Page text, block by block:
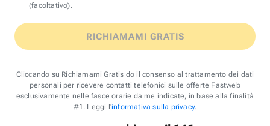
(facoltativo).
RICHIAMAMI GRATIS
Cliccando su Richiamami Gratis do il consenso al trattamento dei dati
personali per ricevere contatti telefonici sulle offerte Fastweb
esclusivamente nelle fasce orarie da me indicate, in base alla finalità
#1. Leggi l'informativa sulla privacy.